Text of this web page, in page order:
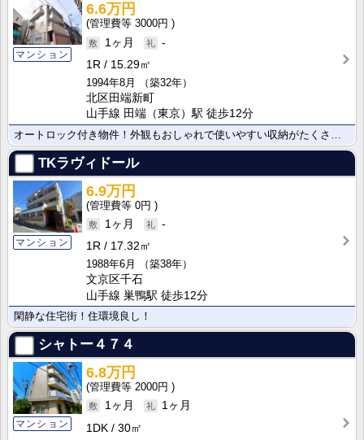
マンション
6.6万円
3000円
1ヶ月
-
1R
15.29㎡
1994年8月
（築32年）
北区田端新町
山手線 田端（東京）駅 徒歩12分
オートロック付き物件！外観もおしゃれで使いやすい収納がたくさんついています！
TKラヴィドール
マンション
6.9万円
0円
1ヶ月
-
1R
17.32㎡
1988年6月
（築38年）
文京区千石
山手線 巣鴨駅 徒歩12分
閑静な住宅街！住環境良し！
シャトー４７４
マンション
6.8万円
2000円
1ヶ月
1ヶ月
1DK
30㎡